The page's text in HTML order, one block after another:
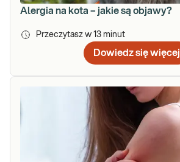
Alergia na kota – jakie są objawy?
Przeczytasz w 13 minut
Dowiedz się więcej